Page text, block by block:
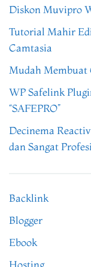
Diskon Muvipro
Tutorial Mahir
Camtasia
Mudah Membuat
WP Safelink
“SAFEPRO”
Decinema
dan Sangat
Backlink
Blogger
Ebook
Hosting